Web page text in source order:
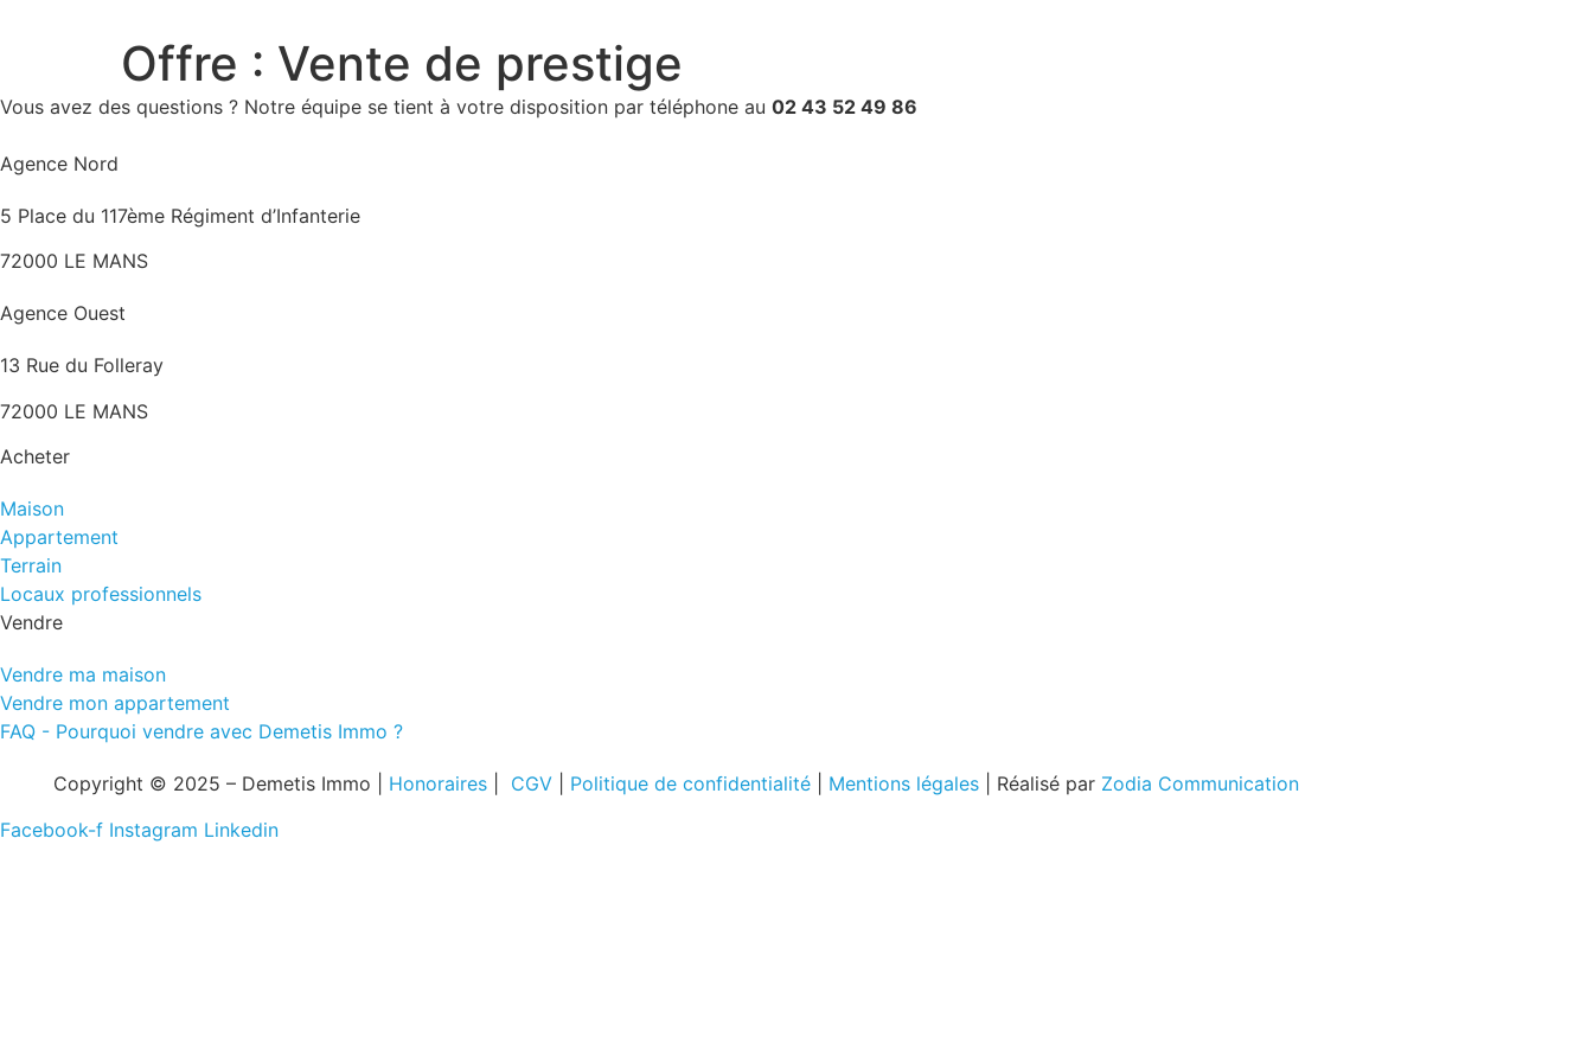
Offre : Vente de prestige
Vous avez des questions ? Notre équipe se tient à votre disposition par téléphone au 02 43 52 49 86
Agence Nord
5 Place du 117ème Régiment d’Infanterie
72000 LE MANS
Agence Ouest
13 Rue du Folleray
72000 LE MANS
Acheter
Maison
Appartement
Terrain
Locaux professionnels
Vendre
Vendre ma maison
Vendre mon appartement
FAQ - Pourquoi vendre avec Demetis Immo ?
Copyright © 2025 – Demetis Immo Honoraires| CGV| Politique de confidentialité| Mentions légales| Réalisé par Zodia Communication
Facebook-f Instagram Linkedin